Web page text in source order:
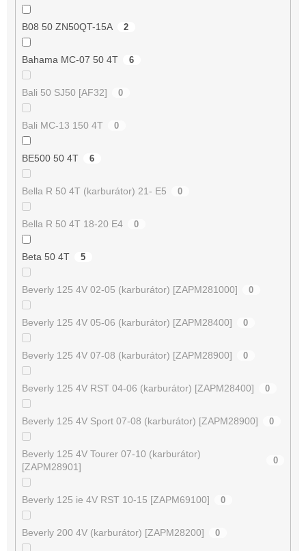
B08 50 ZN50QT-15A 2
Bahama MC-07 50 4T 6
Bali 50 SJ50 [AF32] 0
Bali MC-13 150 4T 0
BE500 50 4T 6
Bella R 50 4T (karburátor) 21- E5 0
Bella R 50 4T 18-20 E4 0
Beta 50 4T 5
Beverly 125 4V 02-05 (karburátor) [ZAPM281000] 0
Beverly 125 4V 05-06 (karburátor) [ZAPM28400] 0
Beverly 125 4V 07-08 (karburátor) [ZAPM28900] 0
Beverly 125 4V RST 04-06 (karburátor) [ZAPM28400] 0
Beverly 125 4V Sport 07-08 (karburátor) [ZAPM28900] 0
Beverly 125 4V Tourer 07-10 (karburátor)
[ZAPM28901]
0
Beverly 125 ie 4V RST 10-15 [ZAPM69100] 0
Beverly 200 4V (karburátor) [ZAPM28200] 0